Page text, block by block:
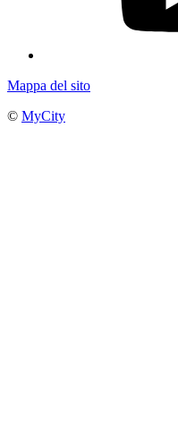
Mappa del sito
© MyCity